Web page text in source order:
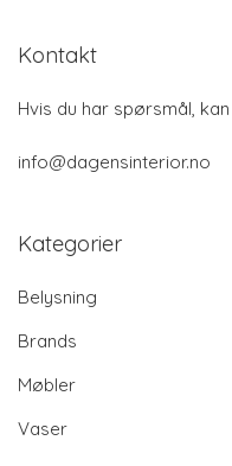
Kontakt
Hvis du har spørsmål,
info@dagensinterior.no
Kategorier
Belysning
Brands
Møbler
Vaser